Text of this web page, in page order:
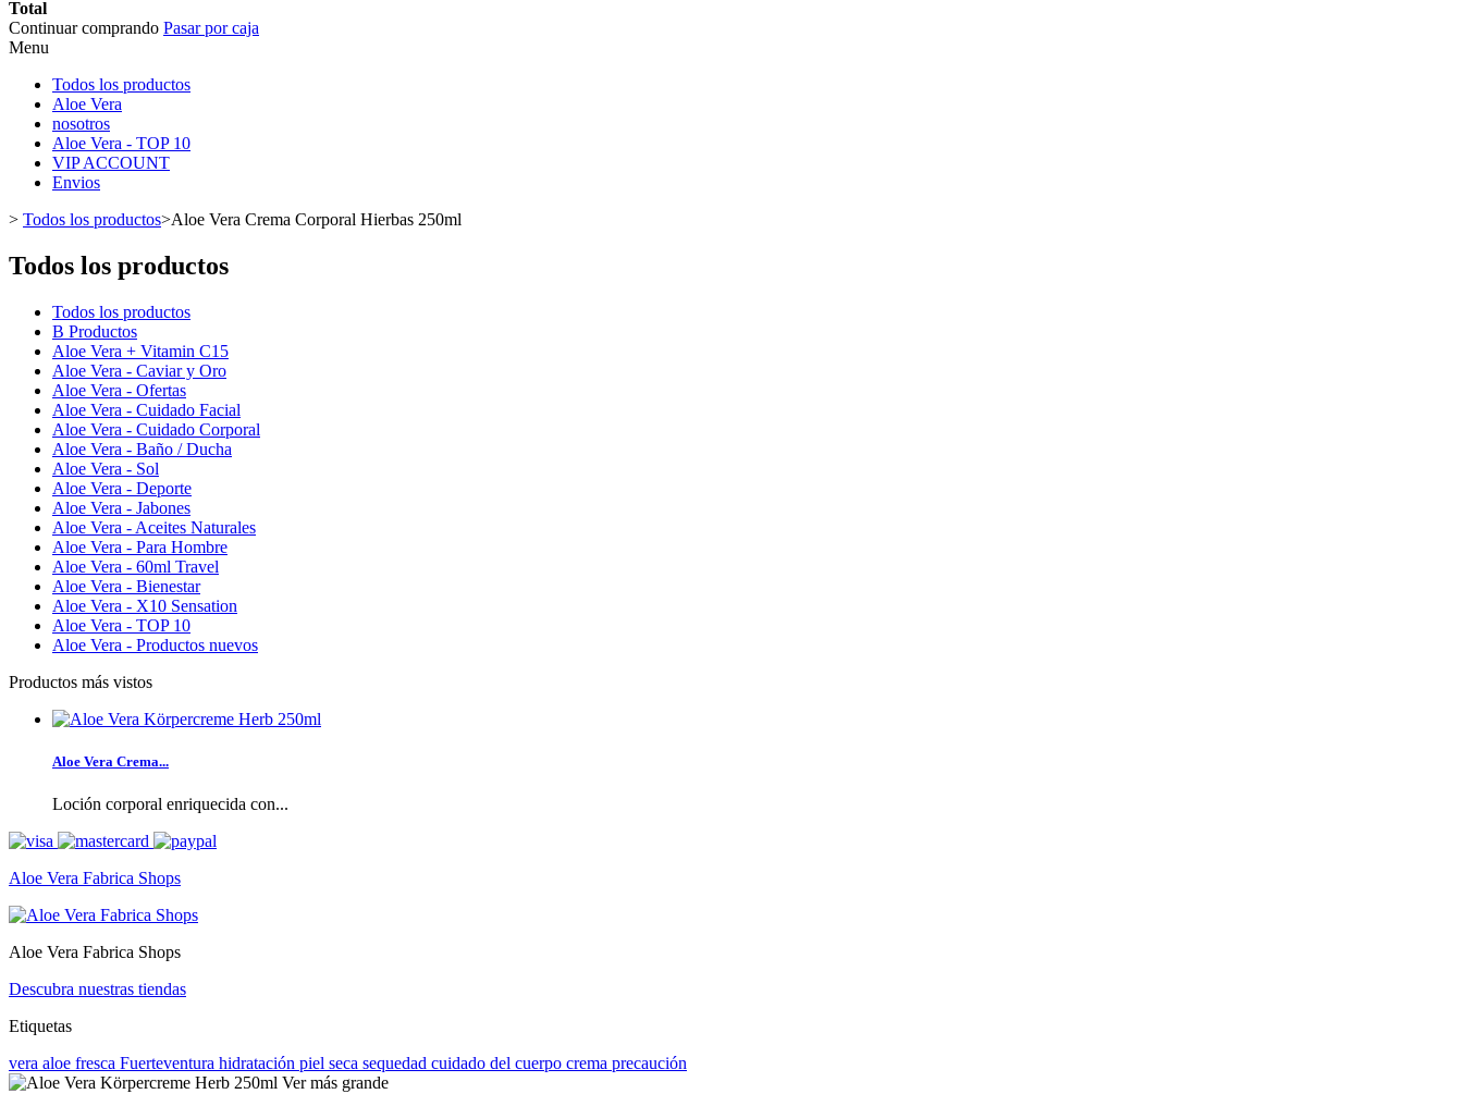
Total
Continuar comprando Pasar por caja
Menu
Todos los productos
Aloe Vera
nosotros
Aloe Vera - TOP 10
VIP ACCOUNT
Envios
> Todos los productos>Aloe Vera Crema Corporal Hierbas 250ml
Todos los productos
Todos los productos
B Productos
Aloe Vera + Vitamin C15
Aloe Vera - Caviar y Oro
Aloe Vera - Ofertas
Aloe Vera - Cuidado Facial
Aloe Vera - Cuidado Corporal
Aloe Vera - Baño / Ducha
Aloe Vera - Sol
Aloe Vera - Deporte
Aloe Vera - Jabones
Aloe Vera - Aceites Naturales
Aloe Vera - Para Hombre
Aloe Vera - 60ml Travel
Aloe Vera - Bienestar
Aloe Vera - X10 Sensation
Aloe Vera - TOP 10
Aloe Vera - Productos nuevos
Productos más vistos
Aloe Vera Crema...
Loción corporal enriquecida con...
Aloe Vera Fabrica Shops
Aloe Vera Fabrica Shops
Descubra nuestras tiendas
Etiquetas
vera aloe fresca Fuerteventura hidratación piel seca sequedad cuidado del cuerpo crema precaución
Ver más grande